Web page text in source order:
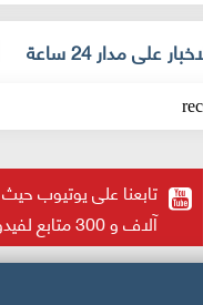
على مدار 24 ساعة
آلاف و 300 متابع لفيدوهاتنا